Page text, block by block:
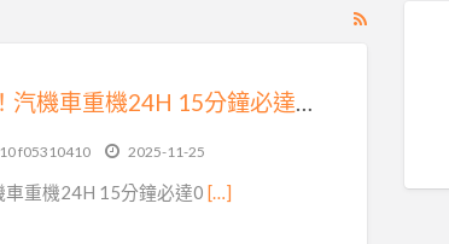
RSS
雙北接電救援服務！汽機車重機24H 15分鐘必達0913177311
f05310410 2025-11-25
重機24H 15分鐘必達0 […]